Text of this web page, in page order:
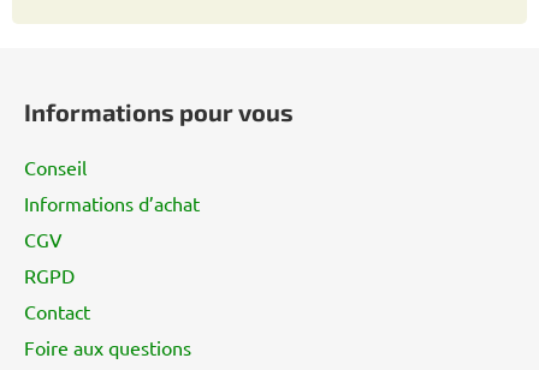
e
Informations pour vous
Conseil
Informations d’achat
CGV
RGPD
Contact
Foire aux questions